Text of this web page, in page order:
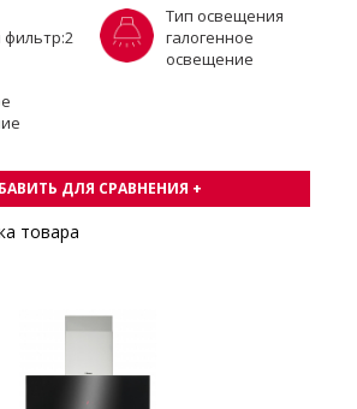
Тип освещения
галогенное
освещение
ДЛЯ СРАВНЕНИЯ +
товара